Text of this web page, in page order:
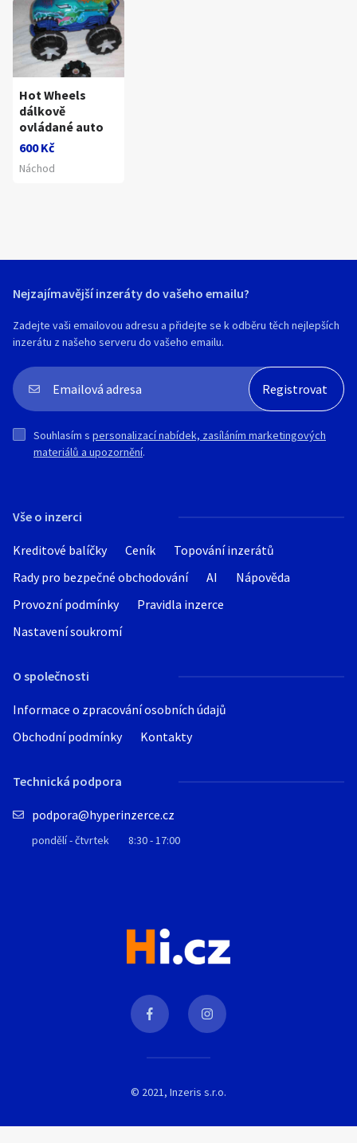
Hot Wheels
dálkově
ovládané auto
600 Kč
Náchod
Vše o inzerci
Kreditové balíčky Ceník
Topování inzerátů
Rady pro bezpečné obchodování
AI
Nápověda
Provozní podmínky
Pravidla inzerce
Nastavení soukromí
O společnosti
Informace o zpracování osobních údajů
Obchodní podmínky
Kontakty
Technická podpora
podpora@hyperinzerce.cz
pondělí - čtvrtek 8:30 - 17:00
Nejzajímavější inzeráty do vašeho emailu?
Zadejte vaši emailovou adresu a přidejte se k odběru těch nejlepších
inzerátu z našeho serveru do vašeho emailu.
Souhlasím s personalizací nabídek, zasíláním marketingových
materiálů a upozornění.
© 2021, Inzeris s.r.o.